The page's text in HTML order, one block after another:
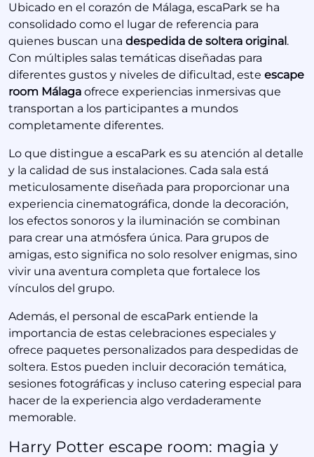
Ubicado en el corazón de Málaga, escaPark se ha
consolidado como el lugar de referencia para
quienes buscan una despedida de soltera original .
Con múltiples salas temáticas diseñadas para
diferentes gustos y niveles de dificultad, este escape
room Málaga ofrece experiencias inmersivas que
transportan a los participantes a mundos
completamente diferentes.
Lo que distingue a escaPark es su atención al detalle
y la calidad de sus instalaciones. Cada sala está
meticulosamente diseñada para proporcionar una
experiencia cinematográfica, donde la decoración,
los efectos sonoros y la iluminación se combinan
para crear una atmósfera única. Para grupos de
amigas, esto significa no solo resolver enigmas, sino
vivir una aventura completa que fortalece los
vínculos del grupo.
Además, el personal de escaPark entiende la
importancia de estas celebraciones especiales y
ofrece paquetes personalizados para despedidas de
soltera. Estos pueden incluir decoración temática,
sesiones fotográficas y incluso catering especial para
hacer de la experiencia algo verdaderamente
memorable.
Harry Potter escape room: magia y